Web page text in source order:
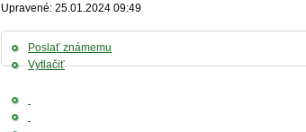
Upravené: 25.01.2024 09:49
Poslať známemu
Vytlačiť